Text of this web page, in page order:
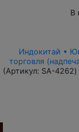
В
Индокитай •
торговля
(Артикул: SA-4262)